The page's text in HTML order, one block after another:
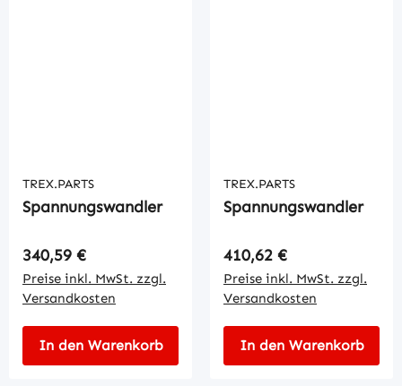
TREX.PARTS
Spannungswandler
Regulärer Preis:
340,59 €
Preise inkl. MwSt. zzgl.
Versandkosten
In den Warenkorb
TREX.PARTS
Spannungswandler
Regulärer Preis:
410,62 €
Preise inkl. MwSt. zzgl.
Versandkosten
In den Warenkorb